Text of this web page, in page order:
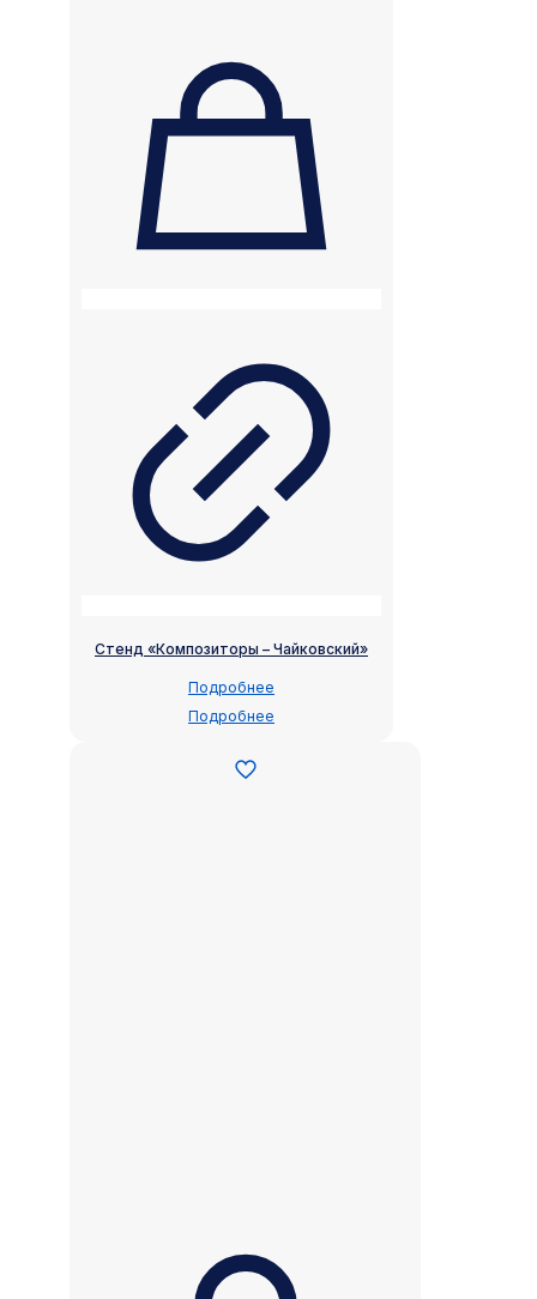
Стенд «Композиторы – Чайковский»
Подробнее
Подробнее